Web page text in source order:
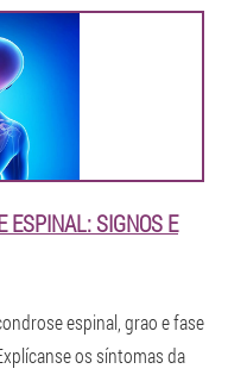
ESPINAL: SIGNOS E
espinal, grao e fase
os síntomas da